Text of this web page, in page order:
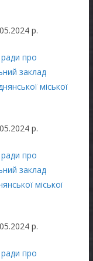
р.
ради про
заклад
міської
р.
ради про
заклад
міської
р.
ради про